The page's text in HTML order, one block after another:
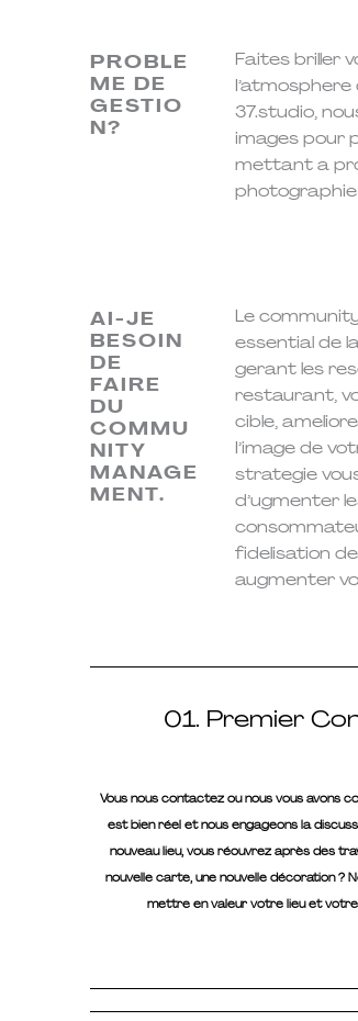
PROBLE
ME DE
GESTIO
N?
Faites briller
37.studio,
images pour
mettant a
AI-JE
BESOIN
DE
FAIRE
DU
COMMU
NITY
MANAGE
MENT.
Le
essential de
gerant les
restaurant,
cible,
I’image de
strategie
d’ugmenter
fidelisation
augmenter
01. Premier
Vous nous contactez ou nous vous avons
est bien réel et nous engageons la
nouveau lieu, vous réouvrez après des
nouvelle carte, une nouvelle décoration ?
mettre en valeur votre lieu et